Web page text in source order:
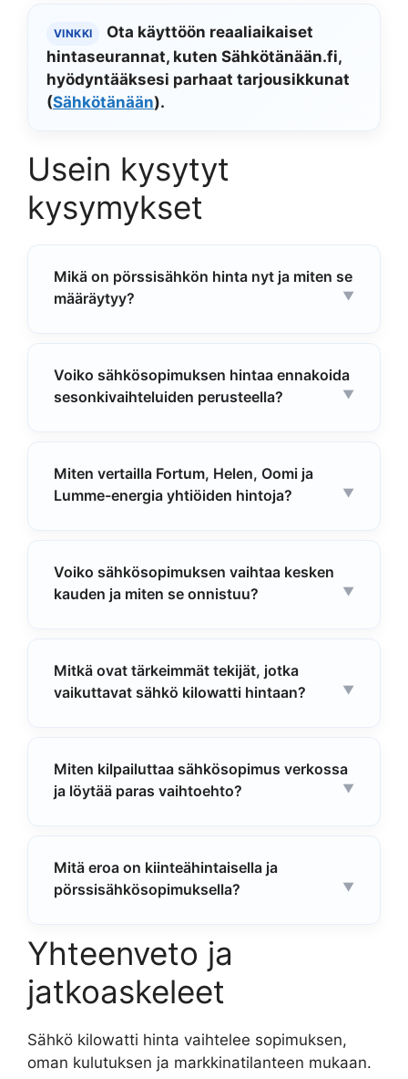
VINKKI
Ota käyttöön reaaliaikaiset
hintaseurannat, kuten Sähkötänään.fi,
hyödyntääksesi parhaat tarjousikkunat
(Sähkötänään).
Usein kysytyt
kysymykset
Mikä on pörssisähkön hinta nyt ja miten se
määräytyy?
Voiko sähkösopimuksen hintaa ennakoida
sesonkivaihteluiden perusteella?
Miten vertailla Fortum, Helen, Oomi ja
Lumme-energia yhtiöiden hintoja?
Voiko sähkösopimuksen vaihtaa kesken
kauden ja miten se onnistuu?
Mitkä ovat tärkeimmät tekijät, jotka
vaikuttavat sähkö kilowatti hintaan?
Miten kilpailuttaa sähkösopimus verkossa
ja löytää paras vaihtoehto?
Mitä eroa on kiinteähintaisella ja
pörssisähkösopimuksella?
Yhteenveto ja
jatkoaskeleet
Sähkö kilowatti hinta vaihtelee sopimuksen,
oman kulutuksen ja markkinatilanteen mukaan.